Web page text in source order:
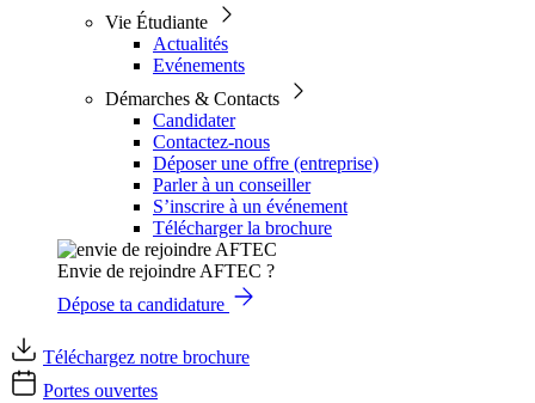
Vie Étudiante
Actualités
Evénements
Démarches & Contacts
Candidater
Contactez-nous
Déposer une offre (entreprise)
Parler à un conseiller
S’inscrire à un événement
Télécharger la brochure
Envie de rejoindre AFTEC ?
Dépose ta candidature
Téléchargez notre brochure
Portes ouvertes